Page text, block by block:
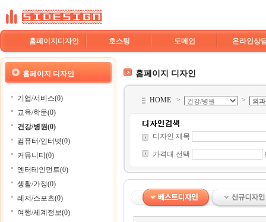
홈페이지디자인 호스팅 도메인 온라인상
홈페이지 디자인
기업/서비스(0)
교육/학문(0)
건강/병원(0)
컴퓨터/인터넷(0)
커뮤니티(0)
엔터테인먼트(0)
생활/가정(0)
레저/스포츠(0)
여행/세계정보(0)
홈페이지 디자인
HOME > >
디자인 제목
가격대 선택